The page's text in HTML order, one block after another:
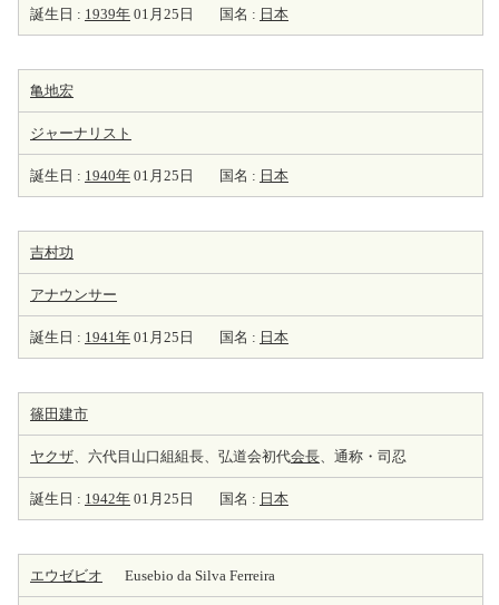
誕生日 : 1939年 01月25日 国名 : 日本
亀地宏
ジャーナリスト
誕生日 : 1940年 01月25日 国名 : 日本
吉村功
アナウンサー
誕生日 : 1941年 01月25日 国名 : 日本
篠田建市
ヤクザ、六代目山口組組長、弘道会初代会長、通称・司忍
誕生日 : 1942年 01月25日 国名 : 日本
エウゼビオ Eusebio da Silva Ferreira